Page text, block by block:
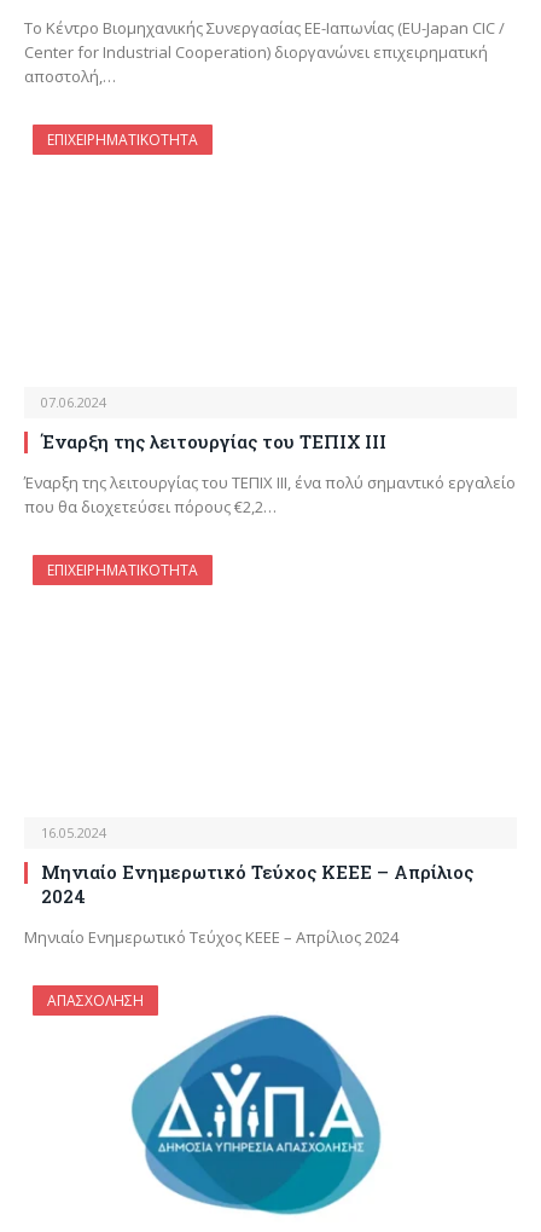
Το Κέντρο Βιομηχανικής Συνεργασίας ΕΕ-Ιαπωνίας (EU-Japan CIC /
Center for Industrial Cooperation) διοργανώνει επιχειρηματική
αποστολή,…
ΕΠΙΧΕΙΡΗΜΑΤΙΚΌΤΗΤΑ
07.06.2024
Έναρξη της λειτουργίας του ΤΕΠΙΧ ΙΙΙ
Έναρξη της λειτουργίας του ΤΕΠΙΧ ΙΙΙ, ένα πολύ σημαντικό εργαλείο
που θα διοχετεύσει πόρους €2,2…
ΕΠΙΧΕΙΡΗΜΑΤΙΚΌΤΗΤΑ
16.05.2024
Μηνιαίο Ενημερωτικό Τεύχος ΚΕΕΕ – Απρίλιος
2024
Μηνιαίο Ενημερωτικό Τεύχος ΚΕΕΕ – Απρίλιος 2024
ΑΠΑΣΧΟΛΗΣΗ